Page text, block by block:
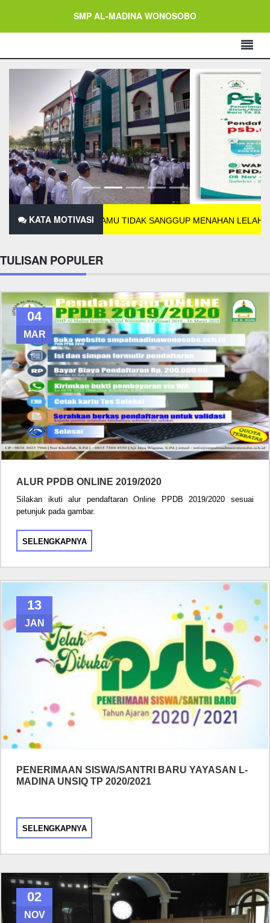
SMP AL-MADINA WONOSOBO
KATA MOTIVASI
JIKA KAMU TIDAK SANGGUP MENAHAN LELAHNYA
TULISAN POPULER
04
MAR
ALUR PPDB ONLINE 2019/2020
Silakan ikuti alur pendaftaran Online PPDB 2019/2020 sesuai
petunjuk pada gambar.
SELENGKAPNYA
13
JAN
PENERIMAAN SISWA/SANTRI BARU YAYASAN L-
MADINA UNSIQ TP 2020/2021
SELENGKAPNYA
02
NOV